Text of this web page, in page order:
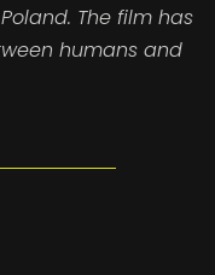
The film has
humans and